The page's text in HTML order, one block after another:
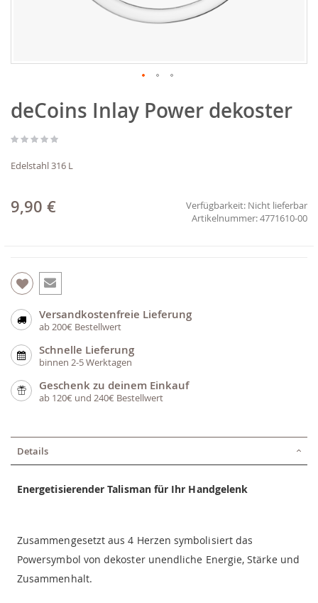
Anfang
der
springen
deCoins Inlay Power dekoster
Edelstahl 316 L
9,90 € Verfügbarkeit: Nicht lieferbar
4771610-00
Versandkostenfreie Lieferung
ab 200€ Bestellwert
Schnelle Lieferung
binnen 2-5 Werktagen
Geschenk zu deinem Einkauf
ab 120€ und 240€ Bestellwert
Details
Energetisierender Talisman für Ihr Handgelenk
Zusammengesetzt aus 4 Herzen symbolisiert das
Powersymbol von dekoster unendliche Energie, Stärke und
Zusammenhalt.